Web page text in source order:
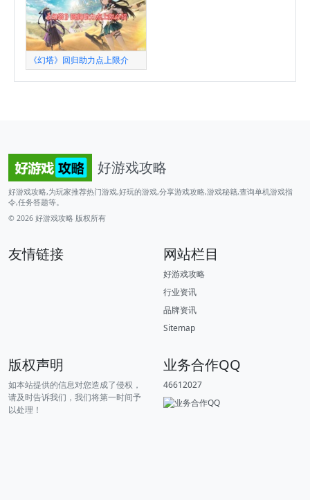
《幻塔》回归助力点上限介
好游戏攻略
好游戏攻略,为玩家推荐热门游戏,好玩的游戏,分享游戏攻略,游戏秘籍,查询单机游戏指
令,任务答题等。
© 2026 好游戏攻略 版权所有
友情链接 网站栏目
好游戏攻略
行业资讯
品牌资讯
Sitemap
版权声明
如本站提供的信息对您造成了侵权，
请及时告诉我们，我们将第一时间予
以处理！
业务合作QQ
46612027